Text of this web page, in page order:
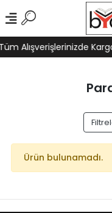
Alışverişlerinizde
Ürün bulunamadı.